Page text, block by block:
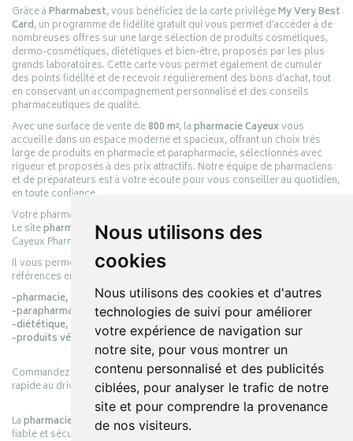
Nous utilisons des
cookies
Nous utilisons des cookies et d'autres
technologies de suivi pour améliorer
votre expérience de navigation sur
notre site, pour vous montrer un
contenu personnalisé et des publicités
ciblées, pour analyser le trafic de notre
site et pour comprendre la provenance
de nos visiteurs.
Grâce àPharmabest, vous bénéficiez de la carte privilègeMy Very Best
Card, un programme de fidélité gratuit qui vous permet d’accéder à de
nombreuses offres sur une large sélection de produits cosmétiques,
dermo-cosmétiques, diététiques et bien-être, proposés par les plus
grands laboratoires. Cette carte vous permet également de cumuler
des points fidélité et de recevoir régulièrement des bons d’achat, tout
en conservant un accompagnement personnalisé et des conseils
pharmaceutiques de qualité.
Avec une surface de vente de800 m², lapharmacie Cayeuxvous
accueille dans un espace moderne et spacieux, offrant un choix très
large de produits en pharmacie et parapharmacie, sélectionnés avec
rigueur et proposés à des prix attractifs. Notre équipe de pharmaciens
et de préparateurs est à votre écoute pour vous conseiller au quotidien,
en toute confiance.
Votre pharmacie en ligne :
Le sitepharmacie-cayeux.frest le prolongement digital de la pharmacie
Cayeux Pharmabest Berck-sur-Mer – Rang-du-Fliers.
Il vous permet de réaliser vos achats en ligne parmi des milliers de
références en :
-pharmacie,
-parapharmacie,
-diététique,
-produits vétérinaires.
Commandez simplement vos produits en ligne et choisissez le retrait
rapide au drive ou la livraison à domicile, en toute simplicité.
Lapharmacie Cayeuxs’engage à vous offrir une expérience pratique,
fiable et sécurisée, en officine comme en ligne, au service de votre